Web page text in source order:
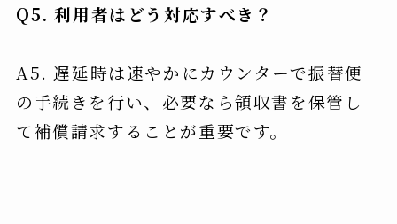
Q5. 利用者はどう対応すべき？
A5. 遅延時は速やかにカウンターで振替便
の手続きを行い、必要なら領収書を保管し
て補償請求することが重要です。